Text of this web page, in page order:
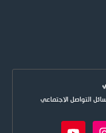
التواصل الاجتماعي